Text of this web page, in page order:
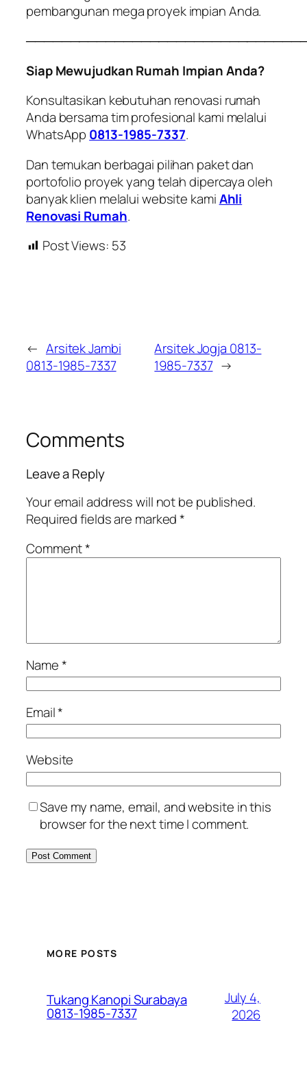
pembangunan mega proyek impian Anda.
Siap Mewujudkan Rumah Impian Anda?
Konsultasikan kebutuhan renovasi rumah
Anda bersama tim profesional kami melalui
WhatsApp 0813-1985-7337.
Dan temukan berbagai pilihan paket dan
portofolio proyek yang telah dipercaya oleh
banyak klien melalui website kamiAhli
Renovasi Rumah.
Post Views: 53
← Arsitek Jambi
0813-1985-7337
Arsitek Jogja 0813-
1985-7337 →
Comments
Leave a Reply
Your email address will not be published.
Required fields are marked*
Comment*
Name*
Email*
Website
Save my name, email, and website in this
browser for the next time I comment.
MORE POSTS
Tukang Kanopi Surabaya
0813-1985-7337
July 4,
2026